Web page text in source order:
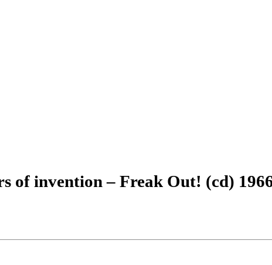
of invention – Freak Out! (cd)